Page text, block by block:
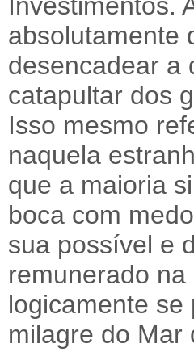
absolutamente
desencadear a
catapultar dos
Isso mesmo
naquela
que a maioria
boca com
sua possível e
remunerado
logicamente
milagre do Mar